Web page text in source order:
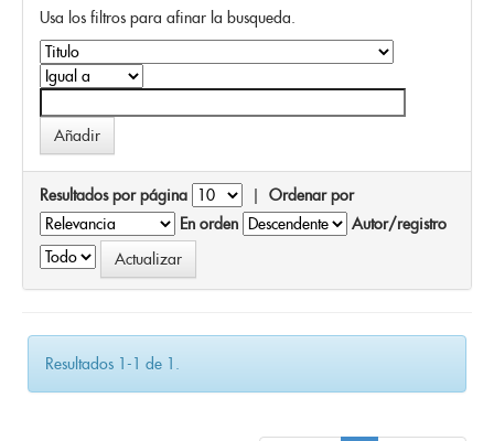
Usa los filtros para afinar la busqueda.
Resultados por página | Ordenar por
En orden
Autor/registro
Resultados 1-1 de 1.